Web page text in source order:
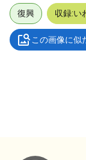
復興 収録:い
この画像に似